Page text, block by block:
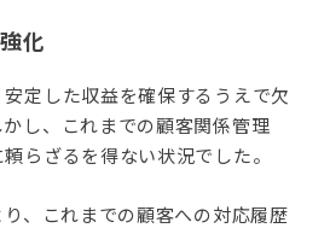
化
定した収益を確保するうえで欠
し、これまでの顧客関係管理
らざるを得ない状況でした。
、これまでの顧客への対応履歴